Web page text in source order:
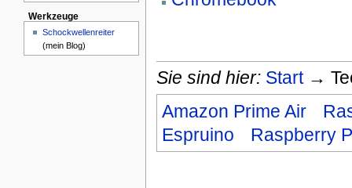
Sie sind hier: Start→
Amazon Prime Air
Espruino
Raspberry
Werkzeuge
Schockwellenreiter
(mein Blog)